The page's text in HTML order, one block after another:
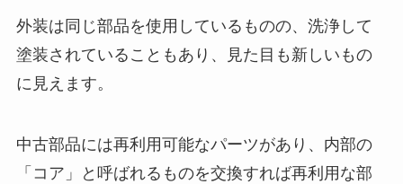
外装は同じ部品を使用しているものの、洗浄して
塗装されていることもあり、見た目も新しいもの
に見えます。
中古部品には再利用可能なパーツがあり、内部の
「コア」と呼ばれるものを交換すれば再利用な部